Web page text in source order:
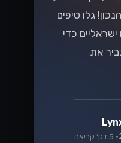
גלו טיפים
ישראליים כדי
את
• 5 דק׳ קריאה